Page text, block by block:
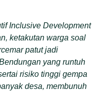
Inclusive Development
ketakutan warga soal
patut jadi
yang runtuh
risiko tinggi gempa
desa, membunuh